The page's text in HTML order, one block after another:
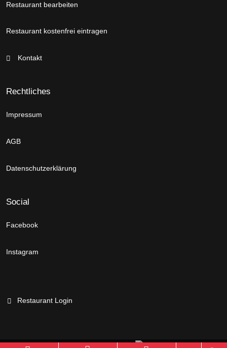
Restaurant bearbeiten
Restaurant kostenfrei eintragen
Kontakt
Rechtliches
Impressum
AGB
Datenschutzerklärung
Social
Facebook
Instagram
Restaurant Login